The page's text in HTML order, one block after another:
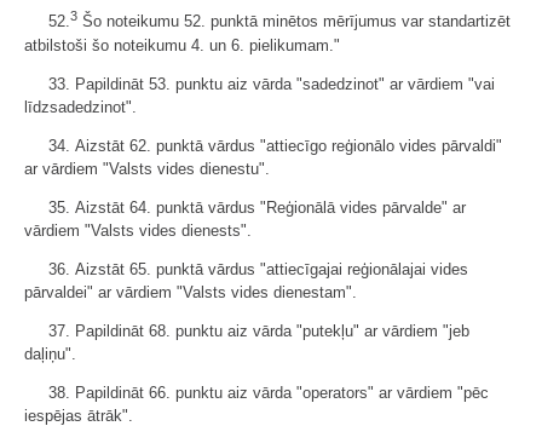
52.3 Šo noteikumu 52. punktā minētos mērījumus var standartizēt
atbilstoši šo noteikumu 4. un 6. pielikumam."
33. Papildināt 53. punktu aiz vārda "sadedzinot" ar vārdiem "vai
līdzsadedzinot".
34. Aizstāt 62. punktā vārdus "attiecīgo reģionālo vides pārvaldi"
ar vārdiem "Valsts vides dienestu".
35. Aizstāt 64. punktā vārdus "Reģionālā vides pārvalde" ar
vārdiem "Valsts vides dienests".
36. Aizstāt 65. punktā vārdus "attiecīgajai reģionālajai vides
pārvaldei" ar vārdiem "Valsts vides dienestam".
37. Papildināt 68. punktu aiz vārda "putekļu" ar vārdiem "jeb
daļiņu".
38. Papildināt 66. punktu aiz vārda "operators" ar vārdiem "pēc
iespējas ātrāk".